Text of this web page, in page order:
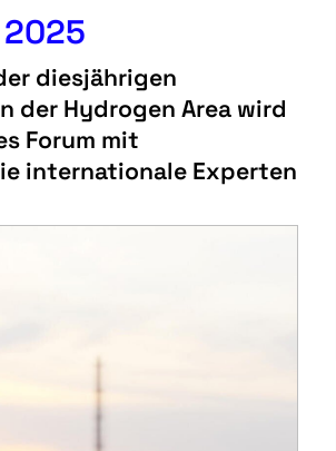
diesjährigen
der Hydrogen Area wird
Forum mit
internationale Experten